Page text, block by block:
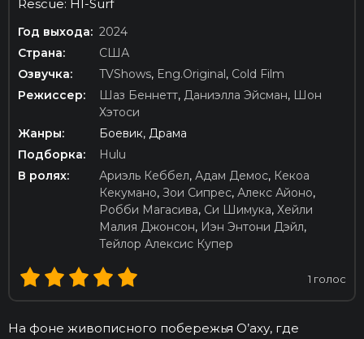
Rescue: HI-Surf
Год выхода: 2024
Страна:
США
Озвучка:
TVShows, Eng.Original , Cold Film
Режиссер:
Шаз Беннетт, Даниэлла Эйсман, Шон
Хэтоси
Жанры:
Боевик, Драма
Подборка:
Hulu
В ролях:
Ариэль Кеббел, Адам Демос, Кекоа
Кекумано, Зои Сипрес, Алекс Айоно,
Робби Магасива, Си Шимука, Хейли
Малия Джонсон, Иэн Энтони Дэйл,
Тейлор Алексис Купер
1 голос
На фоне живописного побережья О’аху, где